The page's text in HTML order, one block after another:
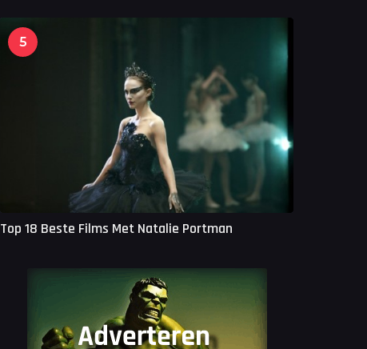
5
Top 18 Beste Films Met Natalie Portman